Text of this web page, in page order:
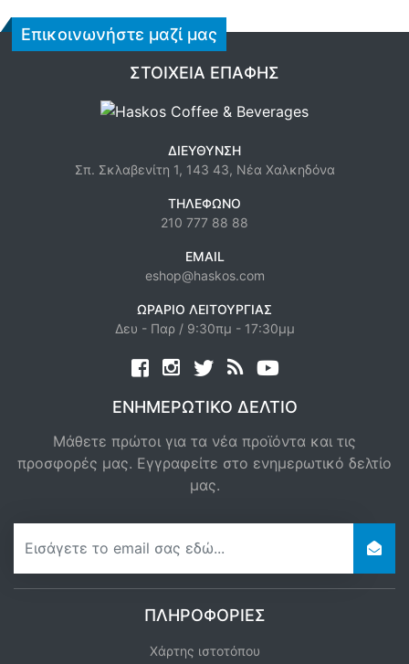
Επικοινωνήστε μαζί μας
ΣΤΟΙΧΕΊΑ ΕΠΑΦΉΣ
ΔΙΕΎΘΥΝΣΗ
Σπ. Σκλαβενίτη 1, 143 43, Νέα Χαλκηδόνα
ΤΗΛΈΦΩΝΟ
210 777 88 88
EMAIL
eshop@haskos.com
ΩΡΆΡΙΟ ΛΕΙΤΟΥΡΓΊΑΣ
Δευ - Παρ / 9:30πμ - 17:30μμ
Facebook twitternews rss
ΕΝΗΜΕΡΩΤΙΚΌ ΔΕΛΤΊΟ
Μάθετε πρώτοι για τα νέα προϊόντα και τις
προσφορές μας. Εγγραφείτε στο ενημερωτικό δελτίο
μας.
ΠΛΗΡΟΦΟΡΊΕΣ
Χάρτης ιστοτόπου